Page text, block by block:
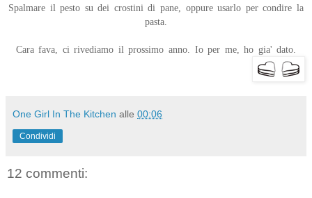
Spalmare il pesto su dei crostini di pane, oppure usarlo per condire la
pasta.
Cara fava, ci rivediamo il prossimo anno. Io per me, ho gia' dato.
One Girl In The Kitchen alle 00:06
Condividi
12 commenti: